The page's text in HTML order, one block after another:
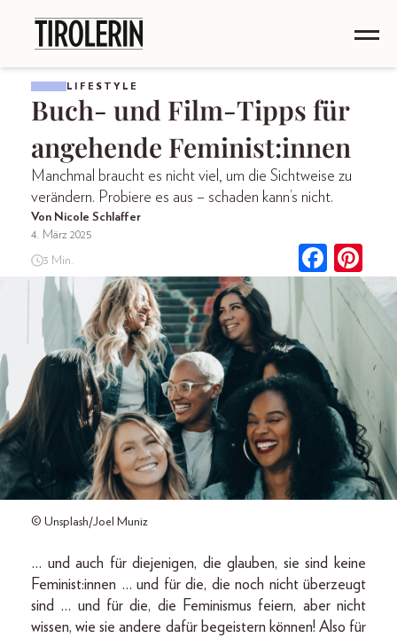
LIFESTYLE
Buch- und Film-Tipps für
angehende Feminist:innen
Manchmal braucht es nicht viel, um die Sichtweise zu
verändern. Probiere es aus – schaden kann’s nicht.
Von Nicole Schlaffer
4. März 2025
3 Min.
© Unsplash/Joel Muniz
… und auch für diejenigen, die glauben, sie sind keine
Feminist:innen … und für die, die noch nicht überzeugt
sind … und für die, die Feminismus feiern, aber nicht
wissen, wie sie andere dafür begeistern können! Also für